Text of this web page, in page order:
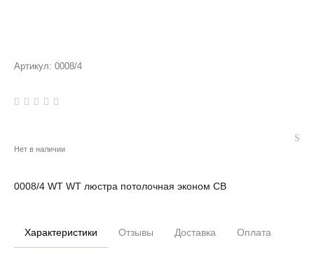
Артикул: 0008/4
Нет в наличии
0008/4 WT WT люстра потолочная эконом СВ
Характеристики Отзывы Доставка Оплата